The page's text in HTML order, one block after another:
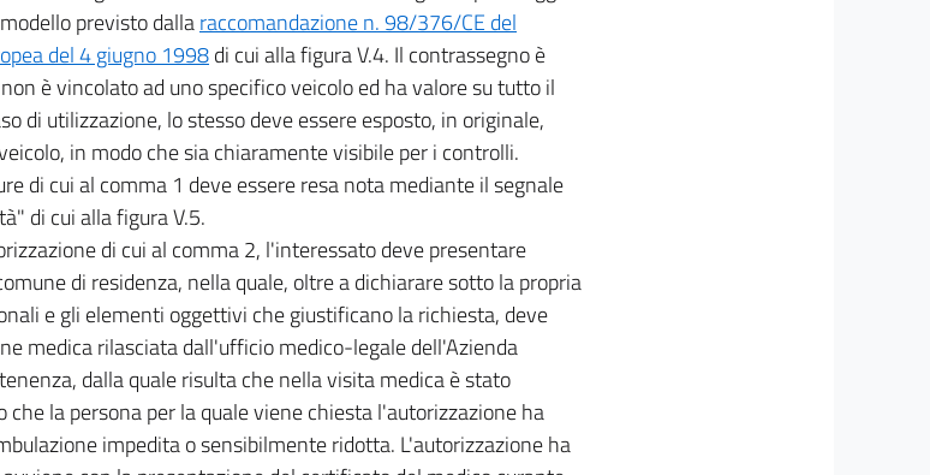
previsto dallaraccomandazione n. 98/376/CE del
del 4 giugno 1998di cui alla figura V.4. Il contrassegno è
è vincolato ad uno specifico veicolo ed ha valore su tutto il
di utilizzazione, lo stesso deve essere esposto, in originale,
in modo che sia chiaramente visibile per i controlli.
di cui al comma 1 deve essere resa nota mediante il segnale
di cui alla figura V.5.
di cui al comma 2, l'interessato deve presentare
di residenza, nella quale, oltre a dichiarare sotto la propria
e gli elementi oggettivi che giustificano la richiesta, deve
medica rilasciata dall'ufficio medico-legale dell'Azienda
dalla quale risulta che nella visita medica è stato
che la persona per la quale viene chiesta l'autorizzazione ha
impedita o sensibilmente ridotta. L'autorizzazione ha